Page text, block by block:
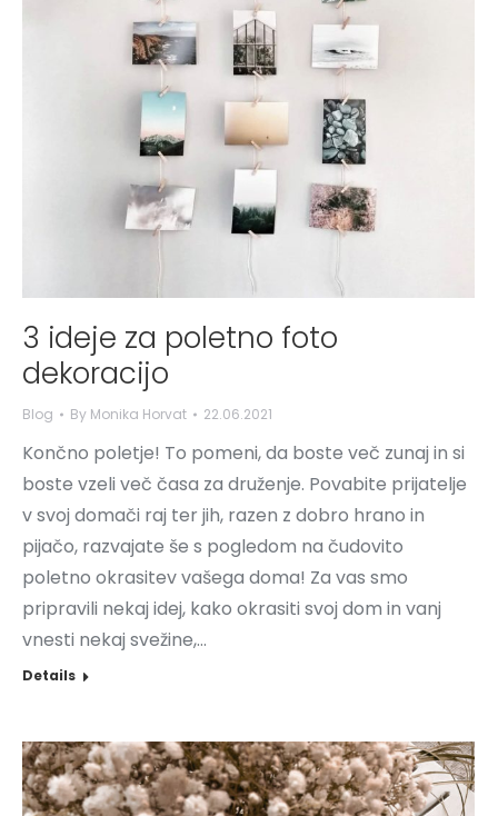
3 ideje za poletno foto
dekoracijo
Blog By Monika Horvat 22.06.2021
Končno poletje! To pomeni, da boste več zunaj in si
boste vzeli več časa za druženje. Povabite prijatelje
v svoj domači raj ter jih, razen z dobro hrano in
pijačo, razvajate še s pogledom na čudovito
poletno okrasitev vašega doma! Za vas smo
pripravili nekaj idej, kako okrasiti svoj dom in vanj
vnesti nekaj svežine,…
Details